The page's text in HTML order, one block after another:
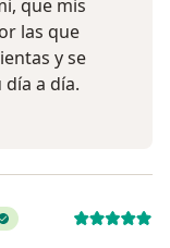
que mis
las que
y se
a día.